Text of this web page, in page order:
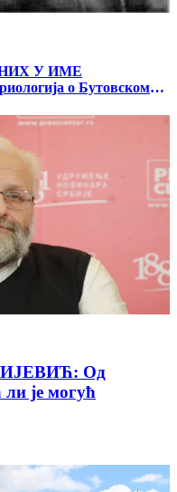
У ИМЕ
о Бутовском
Од
је могућ